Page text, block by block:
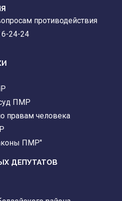
противодействия
6-24-24
ПМР
правам человека
ПМР"
ДЕПУТАТОВ